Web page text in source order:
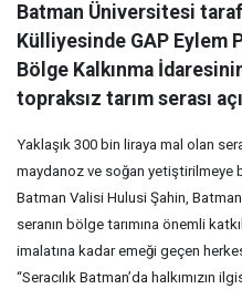
Batman Üniversitesi
Külliyesinde GAP Eylem
Bölge Kalkınma
topraksız tarım serası
Yaklaşık 300 bin liraya mal olan
maydanoz ve soğan yetiştirilmeye
Batman Valisi Hulusi Şahin,
seranın bölge tarımına önemli
imalatına kadar emeği geçen
“Seracılık Batman’da halkımızın